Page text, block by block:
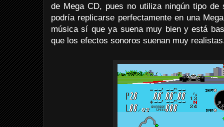
de Mega CD, pues no utiliza ningún tipo
podría replicarse perfectamente en una
música sí que ya suena muy bien y está
que los efectos sonoros suenan muy